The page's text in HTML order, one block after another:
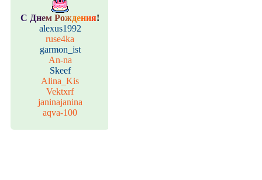
С Днем Рождения!
alexus1992
ruse4ka
garmon_ist
An-na
Skeef
Alina_Kis
Vektxrf
janinajanina
aqva-100